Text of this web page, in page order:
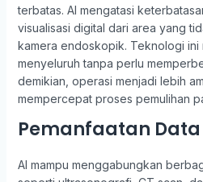
terbatas. AI mengatasi
visualisasi digital dari area yang
kamera endoskopik. Teknologi ini
menyeluruh tanpa perlu
demikian, operasi menjadi lebih
mempercepat proses pemulihan
Pemanfaatan
AI mampu menggabungkan